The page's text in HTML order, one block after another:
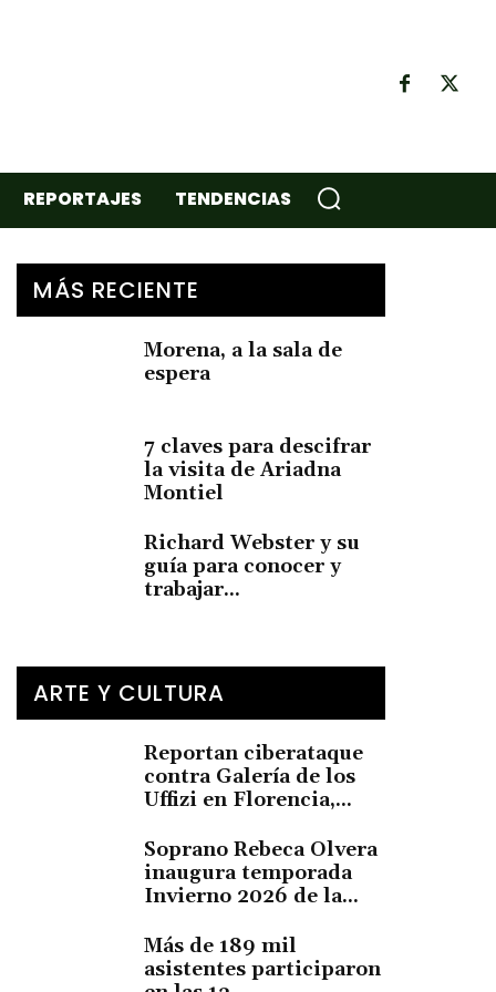
REPORTAJES TENDENCIAS
MÁS RECIENTE
Morena, a la sala de
espera
7 claves para descifrar
la visita de Ariadna
Montiel
Richard Webster y su
guía para conocer y
trabajar...
ARTE Y CULTURA
Reportan ciberataque
contra Galería de los
Uffizi en Florencia,...
Soprano Rebeca Olvera
inaugura temporada
Invierno 2026 de la...
Más de 189 mil
asistentes participaron